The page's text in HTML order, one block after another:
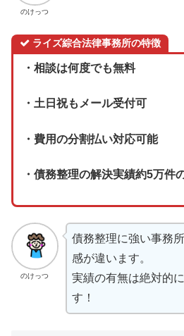
のけっつ
ライズ綜合法律事務所の特徴
・相談は何度でも無料
・土日祝もメール受付可
・費用の分割払い対応可能
・債務整理の解決実績約5万件
のけっつ
債務整理に強い事務
感が違います。
実績の有無は絶対的
す！